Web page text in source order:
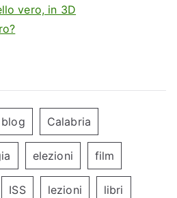
vero, in 3D
blog Calabria
elezioni film
ISS lezioni libri